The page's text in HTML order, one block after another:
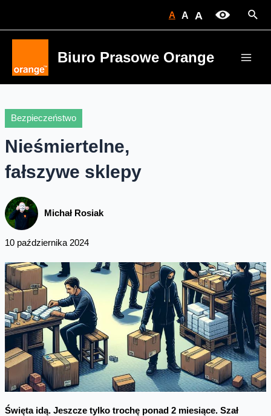
A A A
Biuro Prasowe Orange
Bezpieczeństwo
Nieśmiertelne,
fałszywe sklepy
Michał Rosiak
10 października 2024
Święta idą. Jeszcze tylko trochę ponad 2 miesiące. Szał